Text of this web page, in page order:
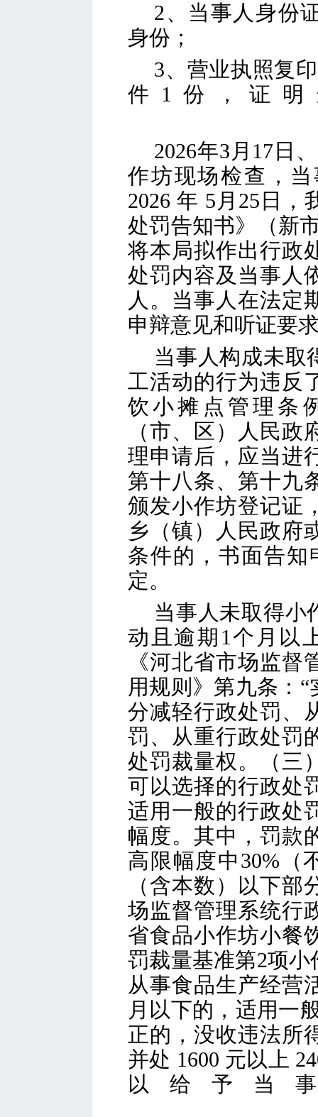
2、当事人身份
身份；
3、营业执照复
件 1份，证明
2026年3月17日 、
作坊现场检查，
2026 年 5 月 25 日，
处罚告知书》（新
将本局拟作出行政
处罚内容及当事人
人。当事人在法定
申辩意见和听证要
当事人构成未取
工活动的行为违反
饮小摊点管理条
（市、区）人民
理申请后，应当进
第十八条、第十九
颁发小作坊登记证
乡（镇）人民政府
条件的，书面告知
定。
当事人未取得小
动 且逾期 1个月以
《河北省市场监
用规则》第九条： “
分减轻行政处罚、
罚、从重行政处罚
处罚裁量权。（三
可以选择的行政处
适用一般的行政处
幅度。其中，罚款
高限幅度中30%（
（含本数）以下部
场监督管理系统行
省食品小作坊小餐
罚裁量基准第2项小
从事食品生产经营
月以下的，适用一
正的，没收违法所
并处 1600 元以上
以给予当